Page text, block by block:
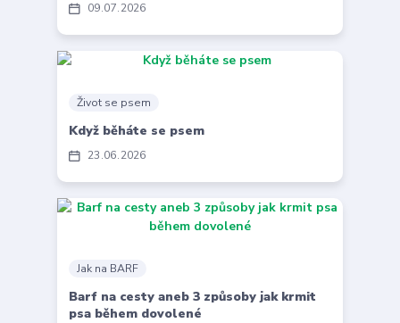
09 07 2026
23 06 2026
Život se psem
Když běháte se psem
Jak na BARF
Barf na cesty aneb 3 způsoby jak krmit
psa během dovolené